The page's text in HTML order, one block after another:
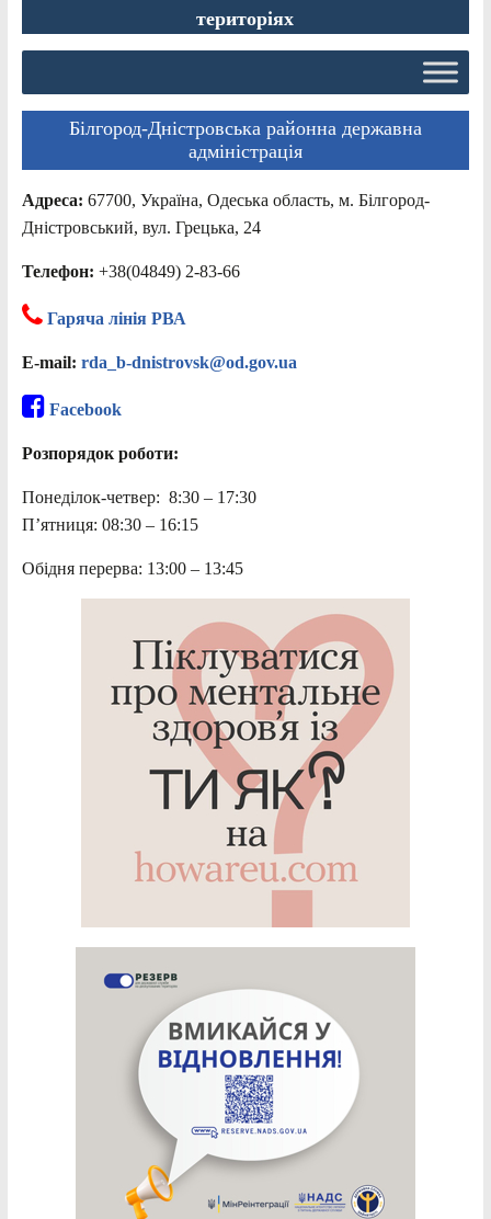
територіях
Білгород-Дністровська районна державна
адміністрація
Адреса: 67700, Україна, Одеська область, м. Білгород-
Дністровський, вул. Грецька, 24
Телефон: +38(04849) 2-83-66
Гаряча лінія РВА
E-mail: rda_b-dnistrovsk@od.gov.ua
Facebook
Розпорядок роботи:
Понеділок-четвер: 8:30 – 17:30
П’ятниця: 08:30 – 16:15
Обідня перерва: 13:00 – 13:45